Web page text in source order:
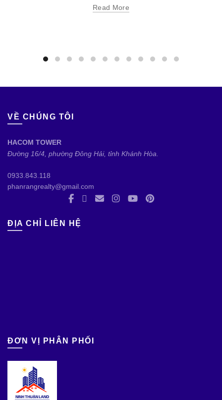
Read More
VỀ CHÚNG TÔI
HACOM TOWER
Đường 16/4, phường Đông Hải, tỉnh Khánh Hòa.
0933.843.118
phanrangrealty@gmail.com
ĐỊA CHỈ LIÊN HỆ
ĐƠN VỊ PHÂN PHỐI